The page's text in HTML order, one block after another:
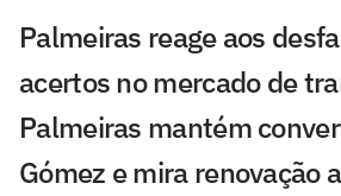
Palmeiras reage aos
acertos no mercado de
Palmeiras mantém
Gómez e mira renovação